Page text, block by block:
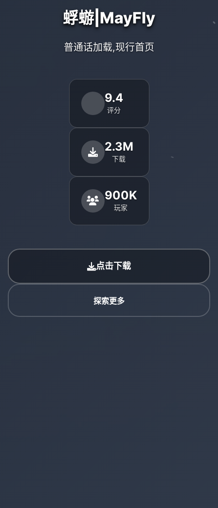
蜉蝣|MayFly
普通话加载,现行首页
9.4
评分
2.3M
下载
900K
玩家
点击下载
探索更多